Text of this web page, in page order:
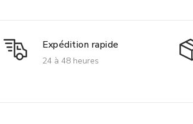
Expédition rapide
24 à 48 heures